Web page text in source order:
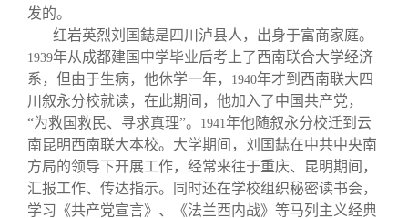
发的。
红岩英烈刘国鋕是四川泸县人，出身于富商家庭。
1939年从成都建国中学毕业后考上了西南联合大学经济
系，但由于生病，他休学一年，
1940年才到西南联大四
川叙永分校就读，在此期间，他加入了中国共产党，
“为救国救民、寻求真理”。
1941年他随叙永分校迁到云
南昆明西南联大本校。大学期间，刘国鋕在中共中央南
方局的领导下开展工作，经常来往于重庆、昆明期间，
汇报工作、传达指示。同时还在学校组织秘密读书会，
学习《共产党宣言》、《法兰西内战》等马列主义经典